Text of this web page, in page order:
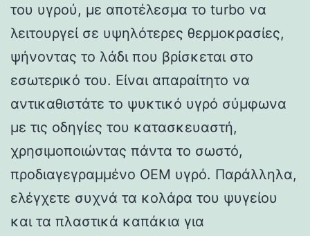
του υγρού, με αποτέλεσμα το turbo να
λειτουργεί σε υψηλότερες θερμοκρασίες,
ψήνοντας το λάδι που βρίσκεται στο
εσωτερικό του. Είναι απαραίτητο να
αντικαθιστάτε το ψυκτικό υγρό σύμφωνα
με τις οδηγίες του κατασκευαστή,
χρησιμοποιώντας πάντα το σωστό,
προδιαγεγραμμένο OEM υγρό. Παράλληλα,
ελέγχετε συχνά τα κολάρα του ψυγείου
και τα πλαστικά καπάκια για